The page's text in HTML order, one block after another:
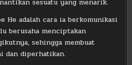
sesuatu yang menarik.
He adalah cara ia berkomunikasi
berusaha menciptakan
sehingga membuat
dan diperhatikan.